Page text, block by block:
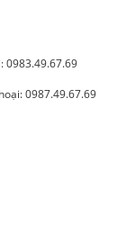
0983.49.67.69
0987.49.67.69